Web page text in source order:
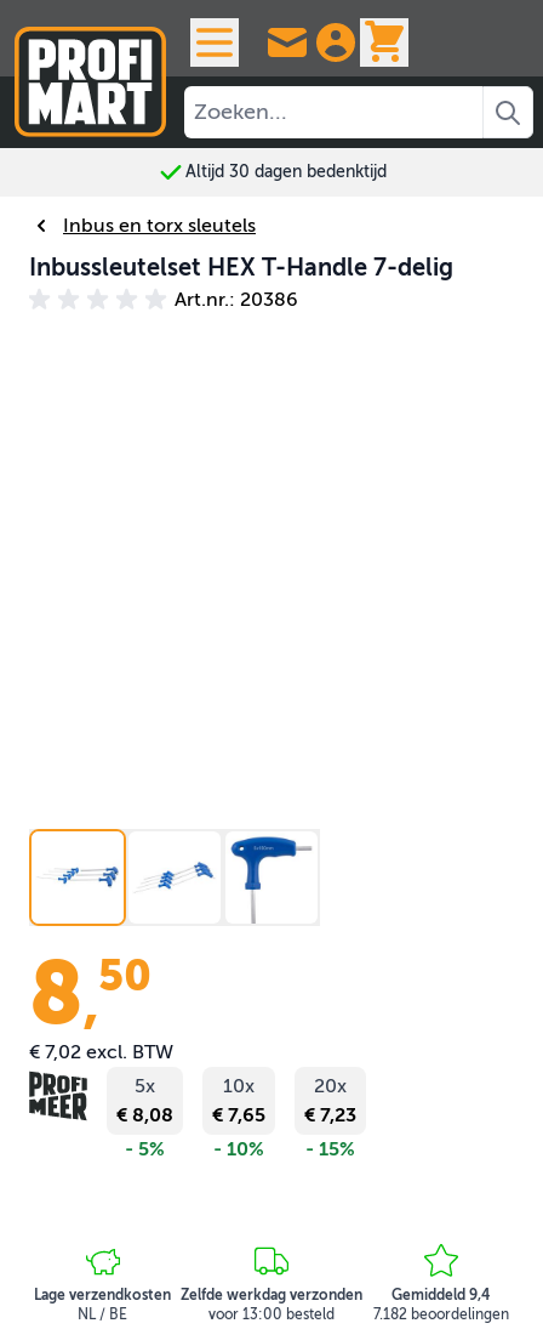
Altijd 30 dagen bedenktijd
Inbus en torx sleutels
Inbussleutelset HEX T-Handle 7-delig
Art.nr.: 20386
8,50
€ 7,02 excl. BTW
5x
€ 8,08
- 5%
10x
€ 7,65
- 10%
20x
€ 7,23
- 15%
Lage verzendkosten
NL / BE
Zelfde werkdag verzonden
voor 13:00 besteld
Gemiddeld 9,4
7.182 beoordelingen